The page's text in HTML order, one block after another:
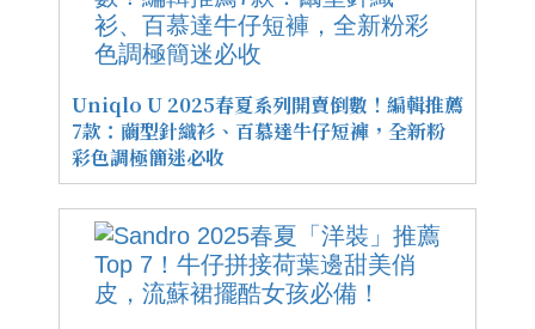
Uniqlo U 2025春夏系列開賣倒數！編輯推薦
7款：繭型針織衫、百慕達牛仔短褲，全新粉
彩色調極簡迷必收